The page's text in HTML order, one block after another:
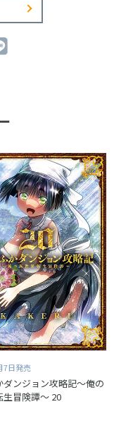
7日発売
ダンジョン攻略記～俺の
生冒険譚～ 20